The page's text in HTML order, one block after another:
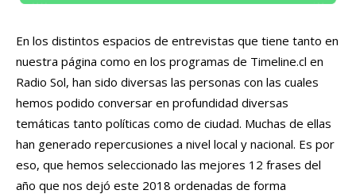
En los distintos espacios de entrevistas que tiene tanto en
nuestra página como en los programas de Timeline.cl en
Radio Sol, han sido diversas las personas con las cuales
hemos podido conversar en profundidad diversas
temáticas tanto políticas como de ciudad. Muchas de ellas
han generado repercusiones a nivel local y nacional. Es por
eso, que hemos seleccionado las mejores 12 frases del
año que nos dejó este 2018 ordenadas de forma